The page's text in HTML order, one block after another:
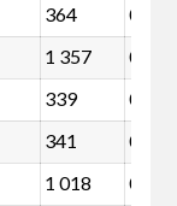
364 0,1
1 357 0,2
339 0,1
341 0,1
1 018 0,2